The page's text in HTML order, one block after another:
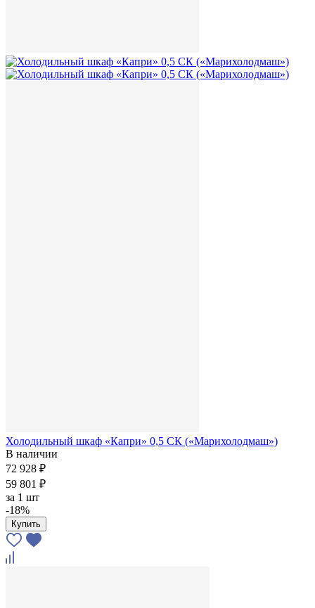
Холодильный шкаф «Капри» 0,5 СК («Марихолодмаш»)
В наличии
72 928 ₽
59 801 ₽
за 1 шт
-18%
Купить